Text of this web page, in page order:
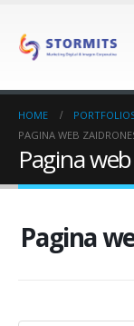
HOME
PAGINA WEB
Pagina
Pagina